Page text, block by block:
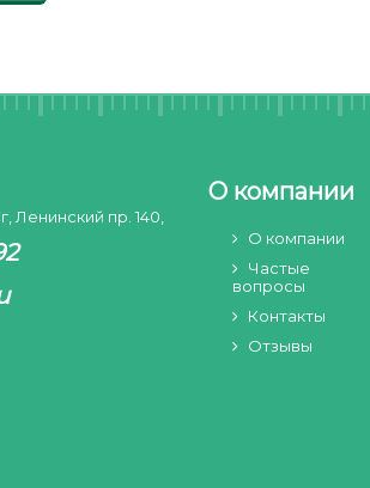
Ленинский пр. 140,
О компании
О компании
Частые
вопросы
Контакты
Отзывы